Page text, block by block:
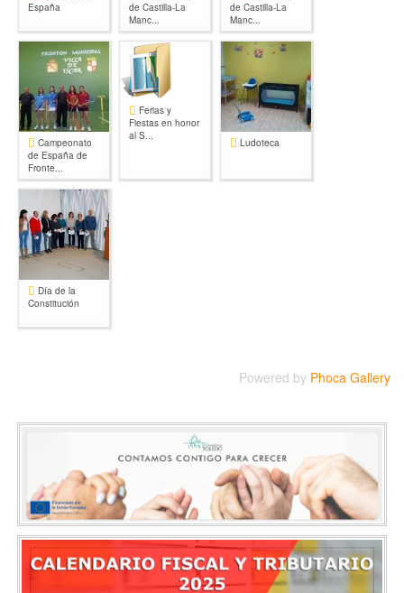
España
de Castilla-La
Manc...
de Castilla-La
Manc...
Campeonato
de España de
Fronte...
Ferias y
Fiestas en honor
al S...
Ludoteca
Día de la
Constitución
Powered by Phoca Gallery